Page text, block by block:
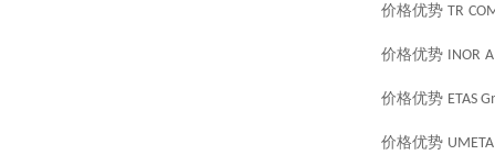
价格优势 TR
价格优势 INOR
价格优势 ETAS
价格优势 UMETA